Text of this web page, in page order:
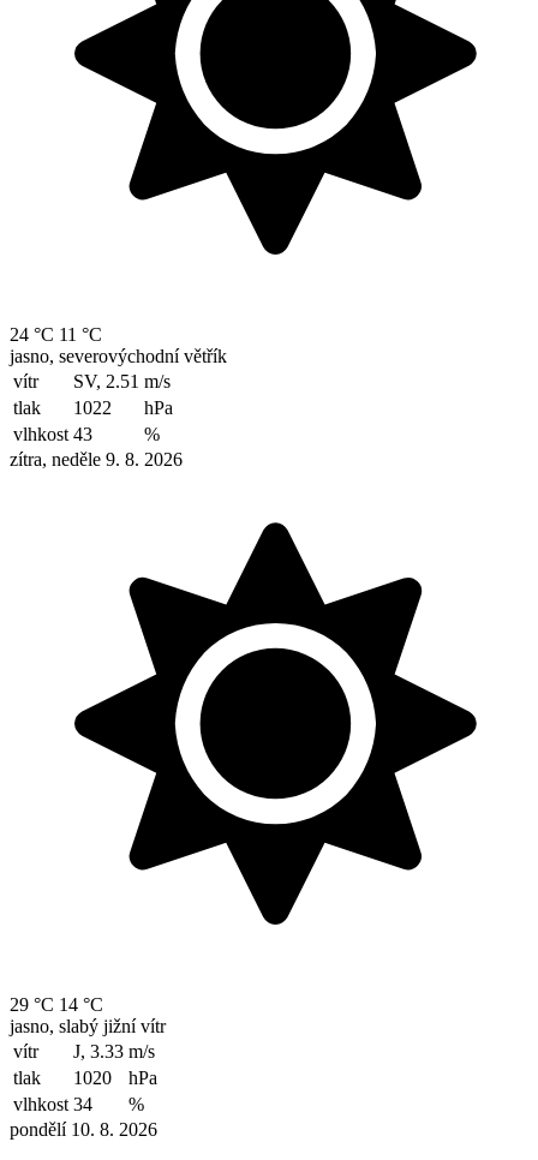
24 °C 11 °C
jasno, severovýchodní větřík
vítr
SV, 2.51 m/s
tlak
1022
hPa
vlhkost 43
%
zítra, neděle 9. 8. 2026
29 °C 14 °C
jasno, slabý jižní vítr
vítr
J, 3.33 m/s
tlak
1020
hPa
vlhkost 34
%
pondělí 10. 8. 2026